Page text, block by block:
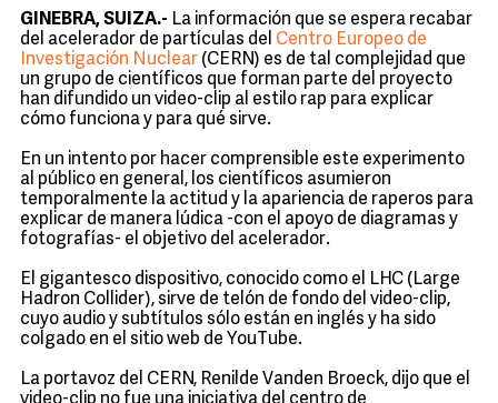
GINEBRA, SUIZA.- La información que se espera recabar
del acelerador de partículas del Centro Europeo de
Investigación Nuclear (CERN) es de tal complejidad que
un grupo de científicos que forman parte del proyecto
han difundido un video-clip al estilo rap para explicar
cómo funciona y para qué sirve.
En un intento por hacer comprensible este experimento
al público en general, los científicos asumieron
temporalmente la actitud y la apariencia de raperos para
explicar de manera lúdica -con el apoyo de diagramas y
fotografías- el objetivo del acelerador.
El gigantesco dispositivo, conocido como el LHC (Large
Hadron Collider), sirve de telón de fondo del video-clip,
cuyo audio y subtítulos sólo están en inglés y ha sido
colgado en el sitio web de YouTube.
La portavoz del CERN, Renilde Vanden Broeck, dijo que el